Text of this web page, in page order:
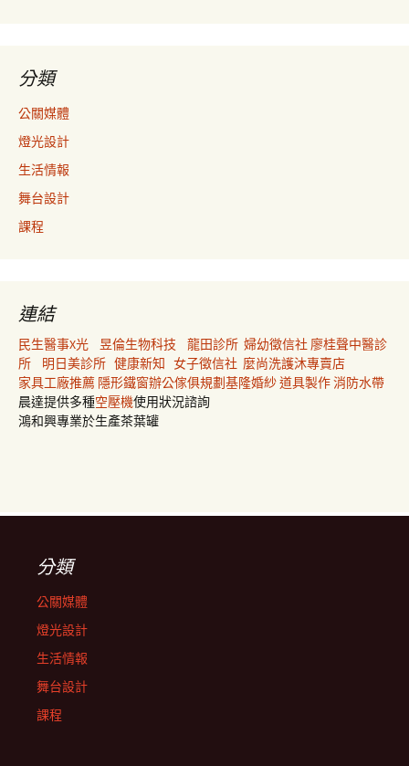
分類
公關媒體
燈光設計
生活情報
舞台設計
課程
連結
民生醫事X光 昱倫生物科技 龍田診所 婦幼徵信社 廖桂聲中醫診
所
明日美診所 健康新知 女子徵信社 麼尚洗護沐專賣店
家具工廠推薦 隱形鐵窗辦公傢俱規劃基隆婚紗道具製作消防水帶
晨達提供多種空壓機使用狀況諮詢
鴻和興專業於生產茶葉罐
分類
公關媒體
燈光設計
生活情報
舞台設計
課程